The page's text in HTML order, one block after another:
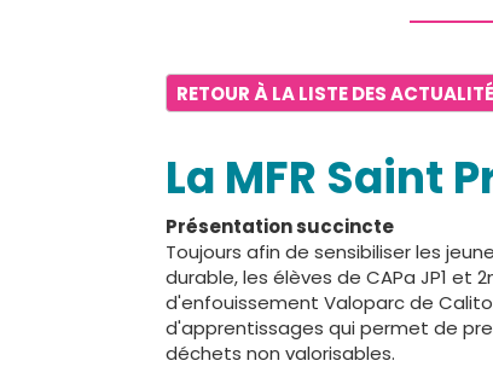
RETOUR À LA LISTE DES
La MFR Saint
Présentation succincte
Toujours afin de sensibiliser les
durable, les élèves de CAPa JP1 et
d'enfouissement Valoparc de
d'apprentissages qui permet de
déchets non valorisables.